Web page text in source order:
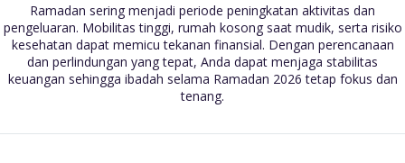
Ramadan sering menjadi periode peningkatan aktivitas dan
pengeluaran. Mobilitas tinggi, rumah kosong saat mudik, serta risiko
kesehatan dapat memicu tekanan finansial. Dengan perencanaan
dan perlindungan yang tepat, Anda dapat menjaga stabilitas
keuangan sehingga ibadah selama Ramadan 2026 tetap fokus dan
tenang.